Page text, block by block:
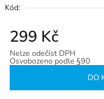
Kód:
299 Kč
Nelze odečíst DPH
Osvobozeno podle §90
DO